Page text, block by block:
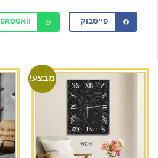
פייסבוק וואטסאפ
מבצע!